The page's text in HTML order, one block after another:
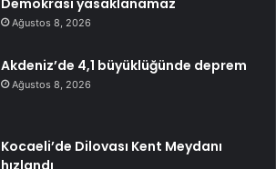
Demokrasi yasaklanamaz
Ağustos 8, 2026
Akdeniz’de 4,1 büyüklüğünde deprem
Ağustos 8, 2026
Kocaeli’de Dilovası Kent Meydanı